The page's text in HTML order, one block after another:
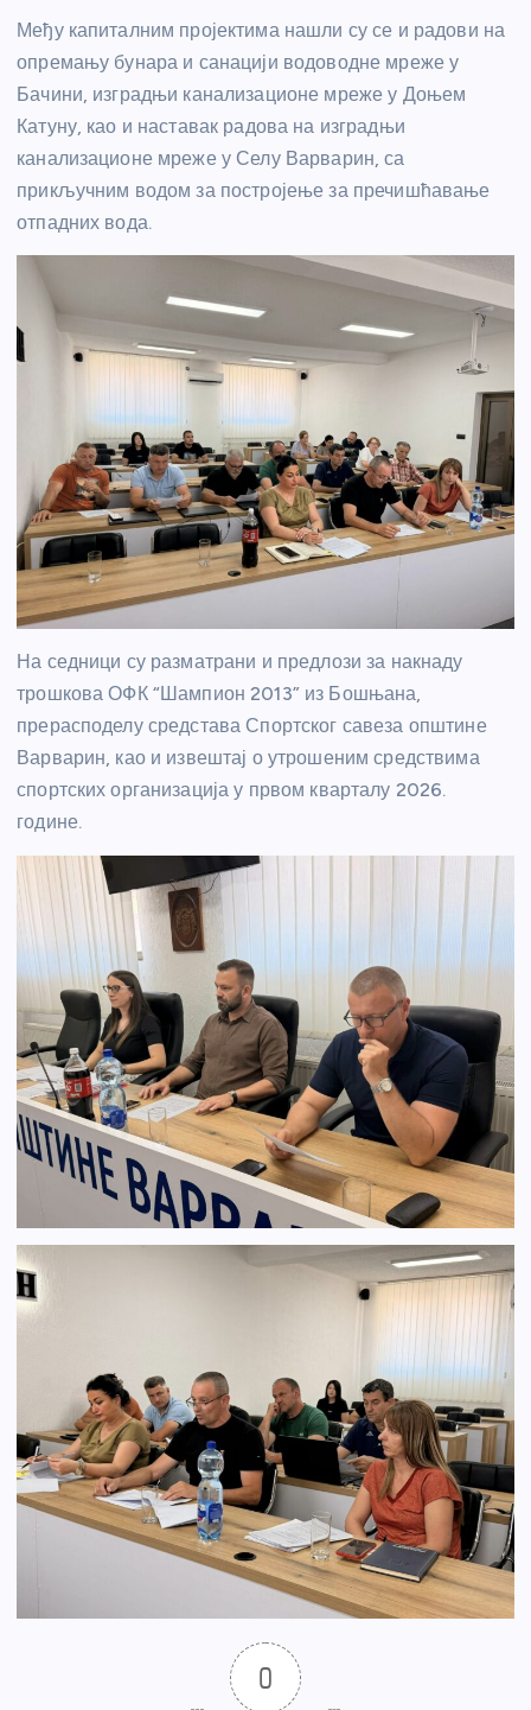
Међу капиталним пројектима нашли су се и радови на
опремању бунара и санацији водоводне мреже у
Бачини, изградњи канализационе мреже у Доњем
Катуну, као и наставак радова на изградњи
канализационе мреже у Селу Варварин, са
прикључним водом за постројење за пречишћавање
отпадних вода.
На седници су разматрани и предлози за накнаду
трошкова ОФК “Шампион 2013” из Бошњана,
прерасподелу средстава Спортског савеза општине
Варварин, као и извештај о утрошеним средствима
спортских организација у првом кварталу 2026.
године.
0